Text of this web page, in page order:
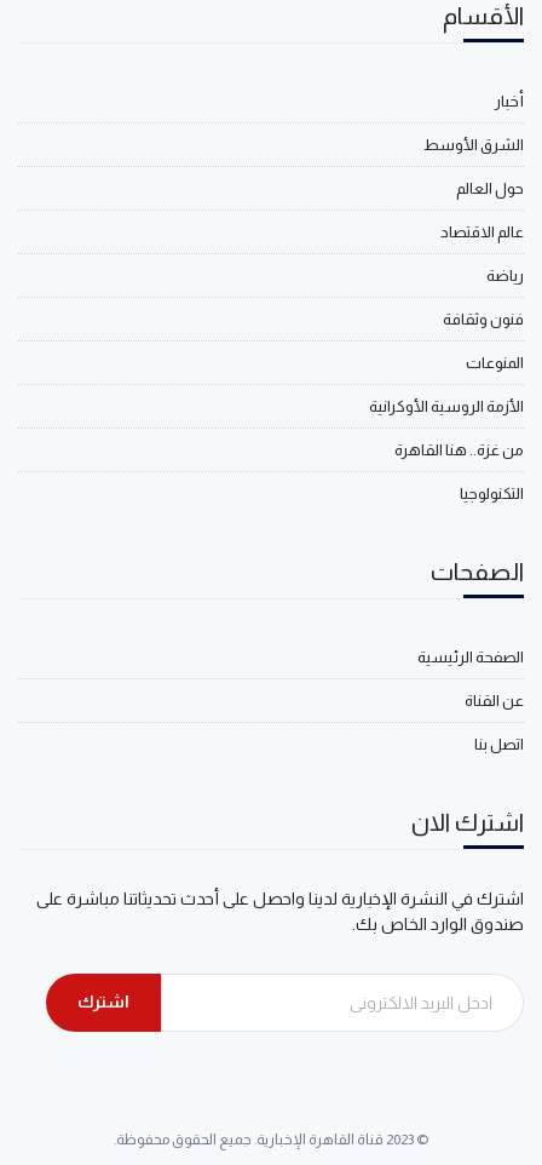
الأقسام
أخبار
الشرق الأوسط
حول العالم
عالم الاقتصاد
رياضة
فنون وثقافة
المنوعات
الأزمة الروسية الأوكرانية
من غزة.. هنا القاهرة
التكنولوجيا
الصفحات
الصفحة الرئيسية
عن القناة
اتصل بنا
اشترك الان
اشترك في النشرة الإخبارية لدينا واحصل على أحدث تحديثاتنا مباشرة على
صندوق الوارد الخاص بك.
اشترك
© 2023 قناة القاهرة الإخبارية. جميع الحقوق محفوظة.